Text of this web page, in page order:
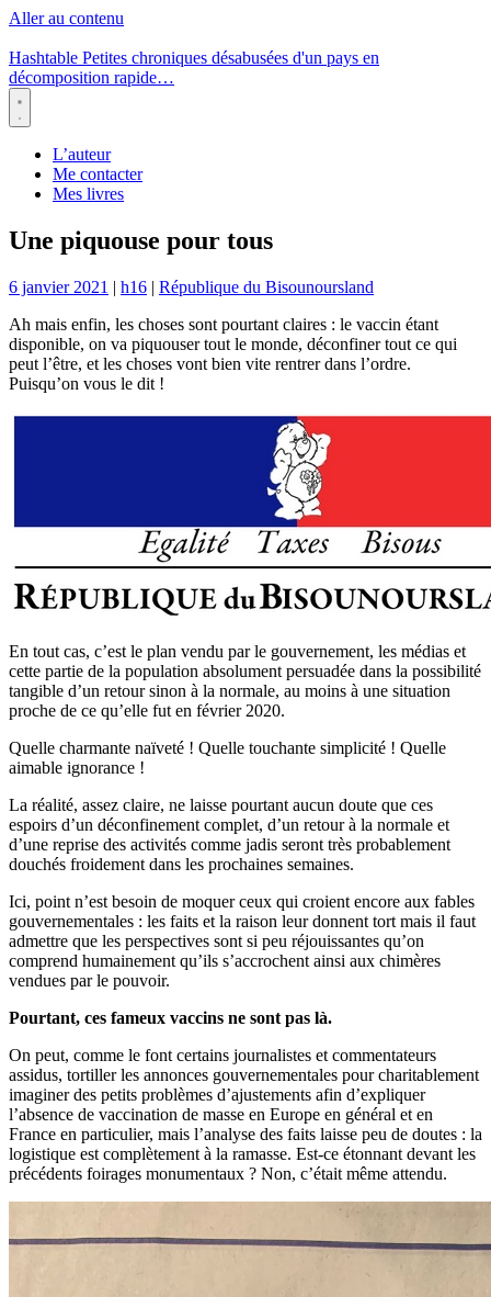
Aller au contenu
Hashtable Petites chroniques désabusées d'un pays en
décomposition rapide…
Menu
L’auteur
Me contacter
Mes livres
Une piquouse pour tous
6 janvier 2021 | h16 | République du Bisounoursland
Ah mais enfin, les choses sont pourtant claires : le vaccin étant
disponible, on va piquouser tout le monde, déconfiner tout ce qui
peut l’être, et les choses vont bien vite rentrer dans l’ordre.
Puisqu’on vous le dit !
En tout cas, c’est le plan vendu par le gouvernement, les médias et
cette partie de la population absolument persuadée dans la possibilité
tangible d’un retour sinon à la normale, au moins à une situation
proche de ce qu’elle fut en février 2020.
Quelle charmante naïveté ! Quelle touchante simplicité ! Quelle
aimable ignorance !
La réalité, assez claire, ne laisse pourtant aucun doute que ces
espoirs d’un déconfinement complet, d’un retour à la normale et
d’une reprise des activités comme jadis seront très probablement
douchés froidement dans les prochaines semaines.
Ici, point n’est besoin de moquer ceux qui croient encore aux fables
gouvernementales : les faits et la raison leur donnent tort mais il faut
admettre que les perspectives sont si peu réjouissantes qu’on
comprend humainement qu’ils s’accrochent ainsi aux chimères
vendues par le pouvoir.
Pourtant, ces fameux vaccins ne sont pas là.
On peut, comme le font certains journalistes et commentateurs
assidus, tortiller les annonces gouvernementales pour charitablement
imaginer des petits problèmes d’ajustements afin d’expliquer
l’absence de vaccination de masse en Europe en général et en
France en particulier, mais l’analyse des faits laisse peu de doutes : la
logistique est complètement à la ramasse. Est-ce étonnant devant les
précédents foirages monumentaux ? Non, c’était même attendu.